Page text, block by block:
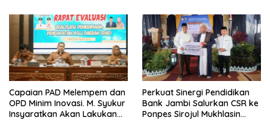
bisa jaga diri, 60% masa
depan sudah ada di tangan”
Capaian PAD Melempem dan
OPD Minim Inovasi. M. Syukur
Insyaratkan Akan Lakukan
Perkuat Sinergi Pendidikan
Bank Jambi Salurkan CSR ke
Ponpes Sirojul Mukhlasin